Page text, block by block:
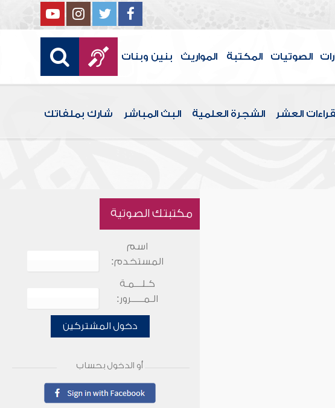
الصوتيات المكتبة المواريث بنين وبنات
العشر الشجرة العلمية البث المباشر شارك بملفاتك
مكتبتك الصوتية
اسم
المستخدم:
كـلـــمـة
الـمـــــرور:
دخول المشتركين
أو الدخول بحساب